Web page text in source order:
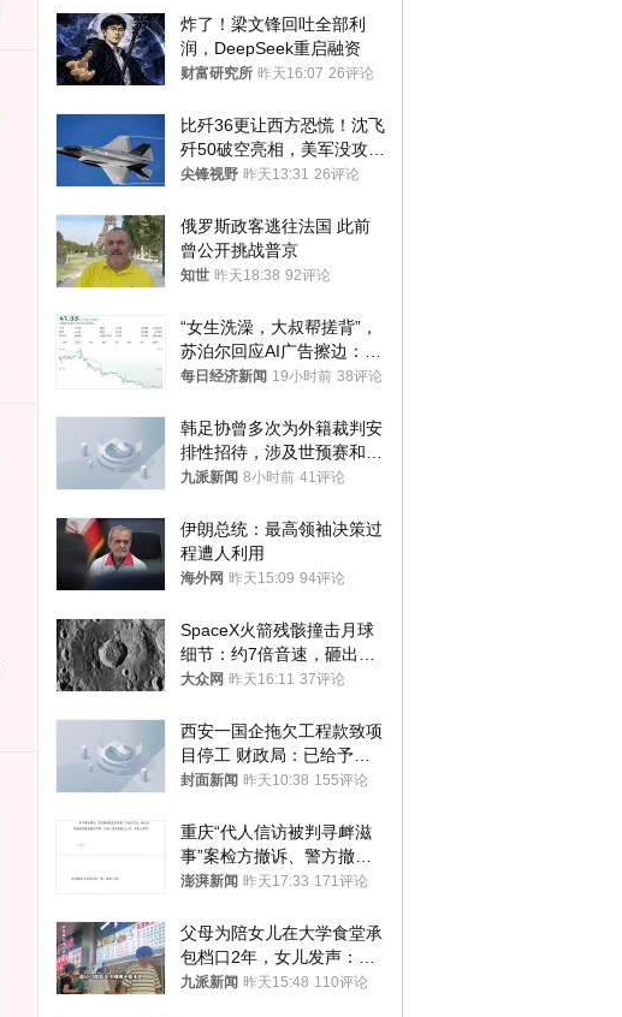
炸了！梁文锋回吐全部利
润，DeepSeek重启融资
财富研究所 昨天16:07 26评论
比歼36更让西方恐慌！沈飞
歼50破空亮相，美军没攻克
的技术被拿下
尖锋视野 昨天13:31 26评论
俄罗斯政客逃往法国 此前
曾公开挑战普京
知世 昨天18:38 92评论
“女生洗澡，大叔帮搓背”，
苏泊尔回应AI广告擦边：视
频全下架，已强化内容管理
每日经济新闻 19小时前 38评论
韩足协曾多次为外籍裁判安
排性招待，涉及世预赛和奥
预赛，韩足协回应
九派新闻 8小时前 41评论
伊朗总统：最高领袖决策过
程遭人利用
海外网 昨天15:09 94评论
SpaceX火箭残骸撞击月球
细节：约7倍音速，砸出直
径约30米撞击坑
大众网 昨天16:11 37评论
西安一国企拖欠工程款致项
目停工 财政局：已给予处
分，正督促整改
封面新闻 昨天10:38 155评论
重庆“代人信访被判寻衅滋
事”案检方撤诉、警方撤
案，两被告人获国赔
澎湃新闻 昨天17:33 171评论
父母为陪女儿在大学食堂承
包档口2年，女儿发声：初
衷是为了陪伴，毕业后将不
九派新闻 昨天15:48 110评论